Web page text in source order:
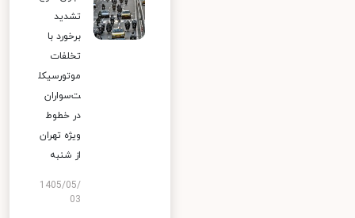
تشدید
برخورد با
تخلفات
موتورسیکل
ت‌سواران
در خطوط
ویژه تهران
از شنبه
1405/05/
03